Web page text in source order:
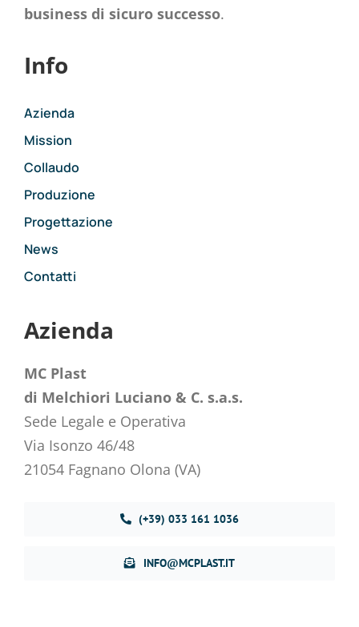
business di sicuro successo.
Info
Azienda
Mission
Collaudo
Produzione
Progettazione
News
Contatti
Azienda
MC Plast
di Melchiori Luciano & C. s.a.s.
Sede Legale e Operativa
Via Isonzo 46/48
21054 Fagnano Olona (VA)
(+39) 033 161 1036
INFO@MCPLAST.IT